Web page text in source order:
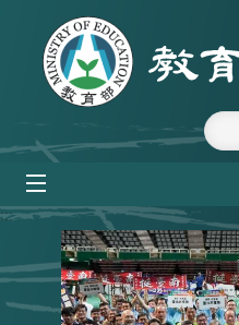
跳到主要內容區塊
:::